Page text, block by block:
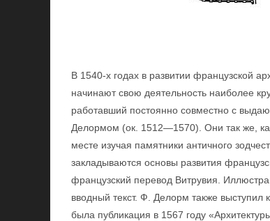
В 1540-х годах в развитии французской
начинают свою деятельность наиболее
работавший постоянно совместно с
Делормом (ок. 1512—1570). Они так же,
месте изучая памятники античного
закладываются основы развития
французский перевод Витрувия.
вводный текст. Ф. Делорм также выступил
была публикация в 1567 году